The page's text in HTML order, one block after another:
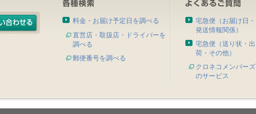
料金・お届け予定日を調べる
直営店・取扱店・ドライバーを
調べる
郵便番号を調べる
宅急便（お届け日・
発送情報関係）
宅急便（送り状・出
荷・その他）
クロネコメンバーズ
のサービス